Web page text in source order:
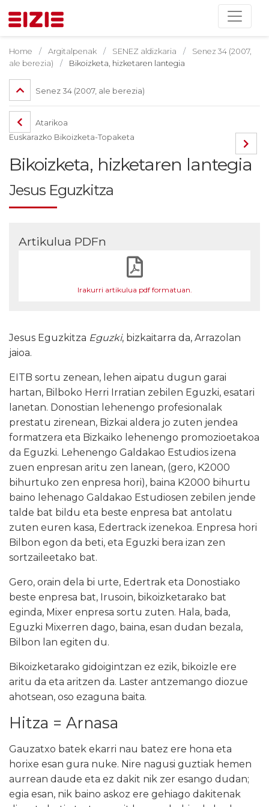
Home Argitalpenak SENEZ aldizkaria
Senez 34 (2007,
ale berezia)
Bikoizketa, hizketaren lantegia
Senez 34 (2007, ale berezia)
Atarikoa
Euskarazko Bikoizketa-Topaketa
Bikoizketa, hizketaren lantegia
Jesus Eguzkitza
Artikulua PDFn
Irakurri artikulua pdf formatuan.
Jesus Eguzkitza Eguzki, bizkaitarra da, Arrazolan
jaioa.
EITB sortu zenean, lehen aipatu dugun garai
hartan, Bilboko Herri Irratian zebilen Eguzki, esatari
lanetan. Donostian lehenengo profesionalak
prestatu zirenean, Bizkai aldera jo zuten jendea
formatzera eta Bizkaiko lehenengo promozioetakoa
da Eguzki. Lehenengo Galdakao Estudios izena
zuen enpresan aritu zen lanean, (gero, K2000
bihurtuko zen enpresa hori), baina K2000 bihurtu
baino lehenago Galdakao Estudiosen zebilen jende
talde bat bildu eta beste enpresa bat antolatu
zuten euren kasa, Edertrack izenekoa. Enpresa hori
Bilbon egon da beti, eta Eguzki bera izan zen
sortzaileetako bat.
Gero, orain dela bi urte, Edertrak eta Donostiako
beste enpresa bat, Irusoin, bikoizketarako bat
eginda, Mixer enpresa sortu zuten. Hala, bada,
Eguzki Mixerren dago, baina, esan dudan bezala,
Bilbon lan egiten du.
Bikoizketarako gidoigintzan ez ezik, bikoizle ere
aritu da eta aritzen da. Laster antzemango diozue
ahotsean, oso ezaguna baita.
Hitza = Arnasa
Gauzatxo batek ekarri nau batez ere hona eta
horixe esan gura nuke. Nire nagusi guztiak hemen
aurrean daude eta ez dakit nik zer esango dudan;
egia esan, nik baino askoz ere gehiago dakitenak